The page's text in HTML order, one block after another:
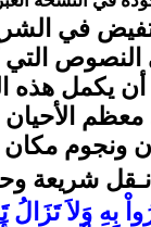
في
أن يكمل
ونجوم مكان
نـقل شريعة
بِهِ وَلاَ تَزَالُ